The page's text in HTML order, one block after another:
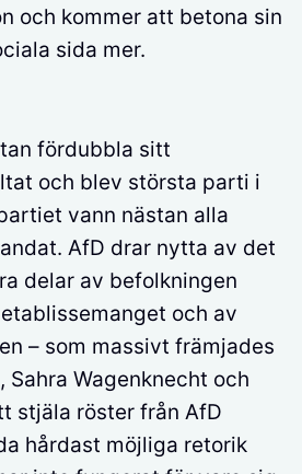
och kommer att betona sin
sida mer.
fördubbla sitt
och blev största parti i
vann nästan alla
AfD drar nytta av det
delar av befolkningen
och av
– som massivt främjades
Sahra Wagenknecht och
stjäla röster från AfD
hårdast möjliga retorik